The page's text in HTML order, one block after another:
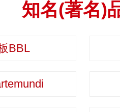
知名(著名)
BBL